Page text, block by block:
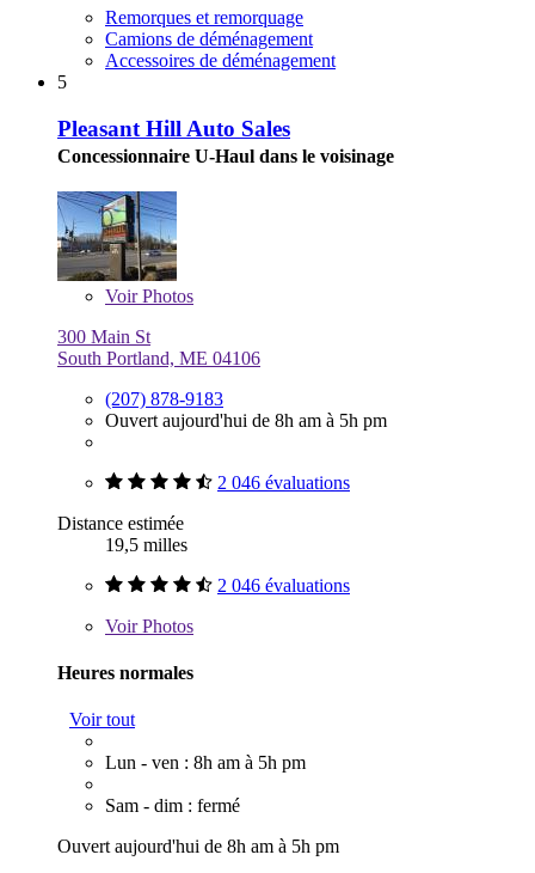
Remorques et remorquage
Camions de déménagement
Accessoires de déménagement
5
Pleasant Hill Auto Sales
Concessionnaire U-Haul dans le voisinage
VoirPhotos
300 Main St
South Portland, ME 04106
(207) 878-9183
Ouvert aujourd'hui de 8h am à 5h pm
2 046 évaluations
Distance estimée
19,5 milles
2 046 évaluations
VoirPhotos
Heures normales
Voir tout
Lun - ven : 8h am à 5h pm
Sam - dim : fermé
Ouvert aujourd'hui de 8h am à 5h pm